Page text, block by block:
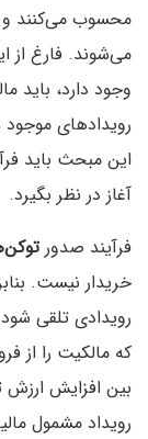
محسوب می‌کنند و
می‌شوند. فارغ از
رویدادهای موجود
آغاز در نظر بگیرد.
فرآیند صدور
رویدادی تلقی
که مالکیت را از
بین افزایش ارزش
رویداد مشمول